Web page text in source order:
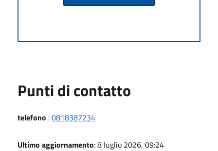
Punti di contatto
telefono :0818387234
Ultimo aggiornamento: 8 luglio 2026, 09:24